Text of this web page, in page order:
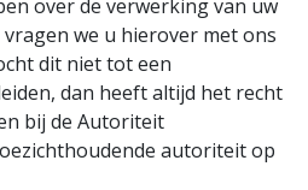
over de verwerking van uw
we u hierover met ons
dit niet tot een
dan heeft altijd het recht
bij de Autoriteit
autoriteit op